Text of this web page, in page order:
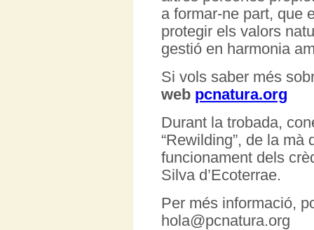
a formar-ne part, que
protegir els valors
gestió en harmonia
Si vols saber més
web pcnatura.org
Durant la trobada,
“Rewilding”, de la mà
funcionament dels
Silva d’Ecoterrae.
Per més informació,
hola@pcnatura.org